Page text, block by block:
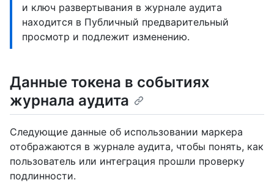
и ключ развертывания в журнале аудита
находится в Публичный предварительный
просмотр и подлежит изменению.
Данные токена в событиях
журнала аудита
Следующие данные об использовании маркера
отображаются в журнале аудита, чтобы понять, как
пользователь или интеграция прошли проверку
подлинности.